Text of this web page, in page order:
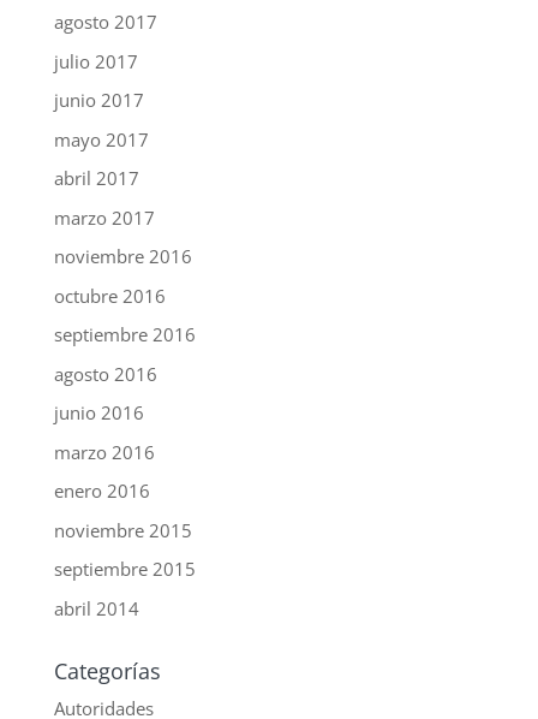
agosto 2017
julio 2017
junio 2017
mayo 2017
abril 2017
marzo 2017
noviembre 2016
octubre 2016
septiembre 2016
agosto 2016
junio 2016
marzo 2016
enero 2016
noviembre 2015
septiembre 2015
abril 2014
Categorías
Autoridades